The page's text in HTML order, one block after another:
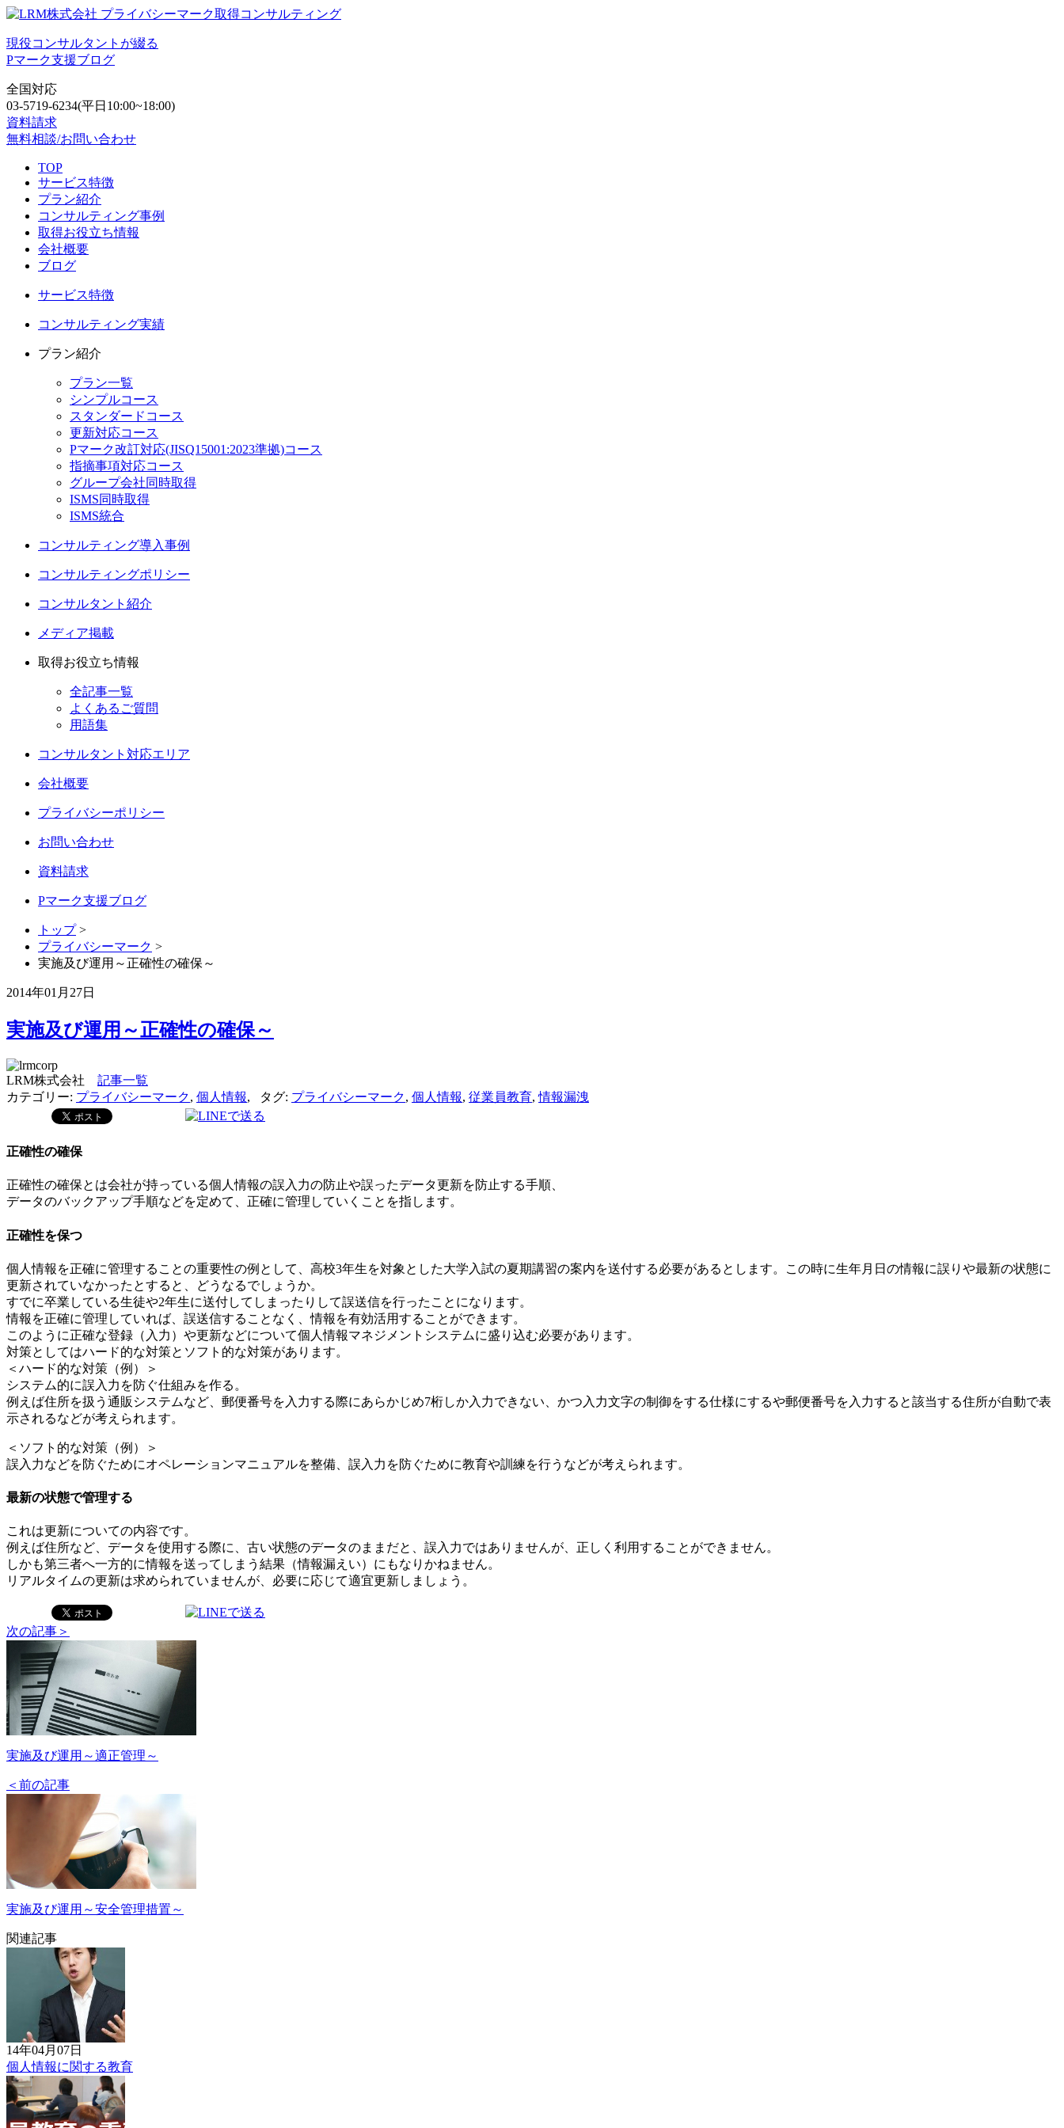
現役コンサルタントが綴る
Pマーク支援ブログ
全国対応
03-5719-6234(平日10:00~18:00)
資料請求
無料相談/お問い合わせ
TOP
サービス特徴
プラン紹介
コンサルティング事例
取得お役立ち情報
会社概要
ブログ
サービス特徴
コンサルティング実績
プラン紹介
プラン一覧
シンプルコース
スタンダードコース
更新対応コース
Pマーク改訂対応(JISQ15001:2023準拠)コース
指摘事項対応コース
グループ会社同時取得
ISMS同時取得
ISMS統合
コンサルティング導入事例
コンサルティングポリシー
コンサルタント紹介
メディア掲載
取得お役立ち情報
全記事一覧
よくあるご質問
用語集
コンサルタント対応エリア
会社概要
プライバシーポリシー
お問い合わせ
資料請求
Pマーク支援ブログ
トップ>
プライバシーマーク >
実施及び運用～正確性の確保～
2014年01月27日
実施及び運用～正確性の確保～
LRM株式会社 記事一覧
カテゴリー: プライバシーマーク, 個人情報, タグ: プライバシーマーク, 個人情報, 従業員教育,情報漏洩
正確性の確保
正確性の確保とは会社が持っている個人情報の誤入力の防止や誤ったデータ更新を防止する手順、
データのバックアップ手順などを定めて、正確に管理していくことを指します。
正確性を保つ
個人情報を正確に管理することの重要性の例として、高校3年生を対象とした大学入試の夏期講習の案内を送付する必要があるとします。この時に生年月日の情報に誤りや最新の状態に
更新されていなかったとすると、どうなるでしょうか。
すでに卒業している生徒や2年生に送付してしまったりして誤送信を行ったことになります。
情報を正確に管理していれば、誤送信することなく、情報を有効活用することができます。
このように正確な登録（入力）や更新などについて個人情報マネジメントシステムに盛り込む必要があります。
対策としてはハード的な対策とソフト的な対策があります。
＜ハード的な対策（例）＞
システム的に誤入力を防ぐ仕組みを作る。
例えば住所を扱う通販システムなど、郵便番号を入力する際にあらかじめ7桁しか入力できない、かつ入力文字の制御をする仕様にするや郵便番号を入力すると該当する住所が自動で表
示されるなどが考えられます。
＜ソフト的な対策（例）＞
誤入力などを防ぐためにオペレーションマニュアルを整備、誤入力を防ぐために教育や訓練を行うなどが考えられます。
最新の状態で管理する
これは更新についての内容です。
例えば住所など、データを使用する際に、古い状態のデータのままだと、誤入力ではありませんが、正しく利用することができません。
しかも第三者へ一方的に情報を送ってしまう結果（情報漏えい）にもなりかねません。
リアルタイムの更新は求められていませんが、必要に応じて適宜更新しましょう。
次の記事＞
実施及び運用～適正管理～
＜前の記事
実施及び運用～安全管理措置～
関連記事
14年04月07日
個人情報に関する教育